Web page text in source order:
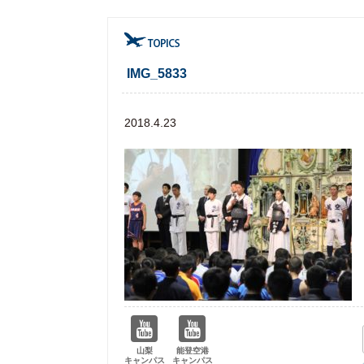
IMG_5833
2018.4.23
山梨
キャンパス
能登空港
キャンパス